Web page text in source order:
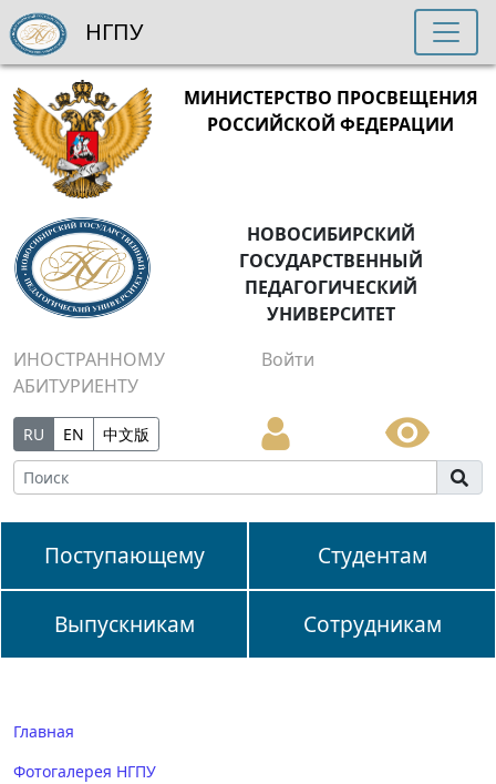
МИНИСТЕРСТВО ПРОСВЕЩЕНИЯ
РОССИЙСКОЙ ФЕДЕРАЦИИ
НОВОСИБИРСКИЙ
ГОСУДАРСТВЕННЫЙ
ПЕДАГОГИЧЕСКИЙ
УНИВЕРСИТЕТ
ИНОСТРАННОМУ
АБИТУРИЕНТУ
Войти
RU EN 中文版
Поступающему Студентам
Выпускникам Сотрудникам
НГПУ
Главная
Фотогалерея НГПУ